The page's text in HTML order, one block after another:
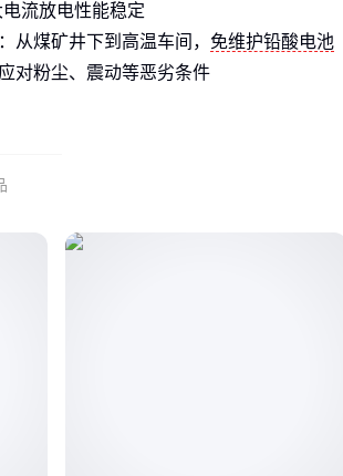
流放电性能稳定
从煤矿井下到高温车间， 免维护铅酸电池
对粉尘、震动等恶劣条件
时运行的设备，其可快速更换的特性大幅